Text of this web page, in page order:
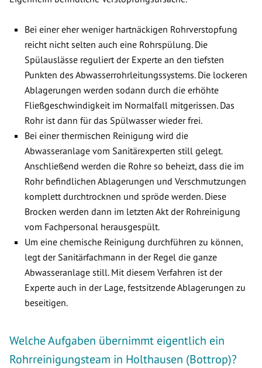
Bei einer eher weniger hartnäckigen Rohrverstopfung
reicht nicht selten auch eine Rohrspülung. Die
Spülauslässe reguliert der Experte an den tiefsten
Punkten des Abwasserrohrleitungssystems. Die lockeren
Ablagerungen werden sodann durch die erhöhte
Fließgeschwindigkeit im Normalfall mitgerissen. Das
Rohr ist dann für das Spülwasser wieder frei.
Bei einer thermischen Reinigung wird die
Abwasseranlage vom Sanitärexperten still gelegt.
Anschließend werden die Rohre so beheizt, dass die im
Rohr befindlichen Ablagerungen und Verschmutzungen
komplett durchtrocknen und spröde werden. Diese
Brocken werden dann im letzten Akt der Rohreinigung
vom Fachpersonal herausgespült.
Um eine chemische Reinigung durchführen zu können,
legt der Sanitärfachmann in der Regel die ganze
Abwasseranlage still. Mit diesem Verfahren ist der
Experte auch in der Lage, festsitzende Ablagerungen zu
beseitigen.
Welche Aufgaben übernimmt eigentlich ein
Rohrreinigungsteam in Holthausen (Bottrop)?